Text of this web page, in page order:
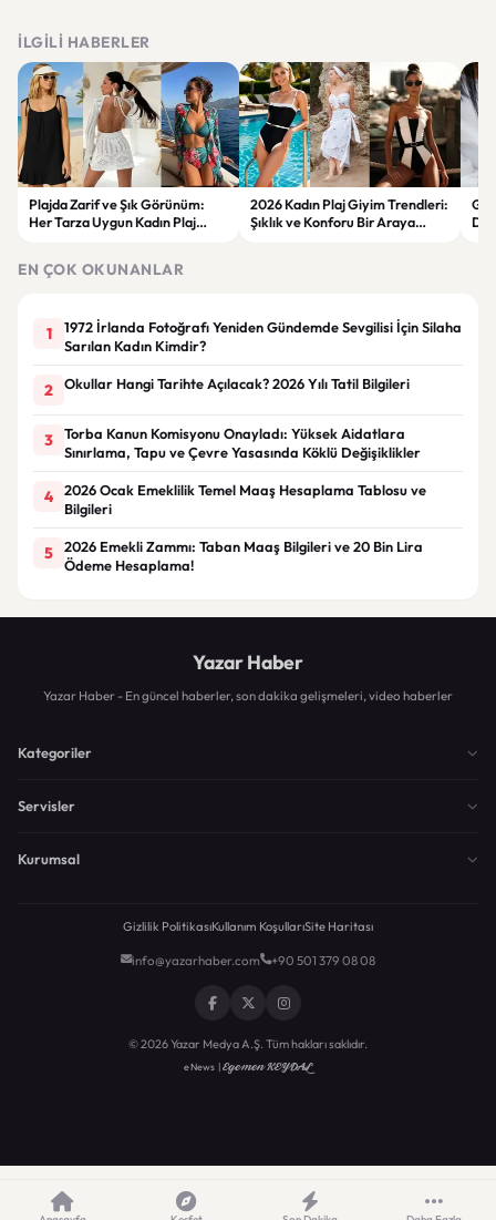
İLGILI HABERLER
Plajda Zarif ve Şık Görünüm:
Her Tarza Uygun Kadın Plaj
2026 Kadın Plaj Giyim Trendleri:
Şıklık ve Konforu Bir Araya
EN ÇOK OKUNANLAR
1
1972 İrlanda Fotoğrafı Yeniden Gündemde Sevgilisi İçin Silaha
Sarılan Kadın Kimdir?
2 Okullar Hangi Tarihte Açılacak? 2026 Yılı Tatil Bilgileri
3
Torba Kanun Komisyonu Onayladı: Yüksek Aidatlara
Sınırlama, Tapu ve Çevre Yasasında Köklü Değişiklikler
4
2026 Ocak Emeklilik Temel Maaş Hesaplama Tablosu ve
Bilgileri
5
2026 Emekli Zammı: Taban Maaş Bilgileri ve 20 Bin Lira
Ödeme Hesaplama!
Yazar Haber
Yazar Haber - En güncel haberler, son dakika gelişmeleri, video haberler
Kategoriler
Servisler
Kurumsal
Gizlilik PolitikasıKullanım KoşullarıSite Haritası
info@yazarhaber.com +90 501 379 08 08
© 2026 Yazar Medya A.Ş. Tüm hakları saklıdır.
eNews |Egemen KEYDAL